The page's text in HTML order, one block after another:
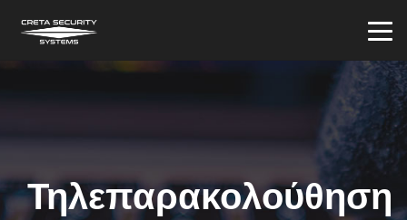
Τηλεπαρακολούθηση